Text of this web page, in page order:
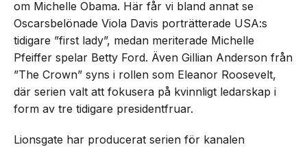
om Michelle Obama. Här får vi bland annat se
Oscarsbelönade Viola Davis porträtterade USA:s
tidigare ”first lady”, medan meriterade Michelle
Pfeiffer spelar Betty Ford. Även Gillian Anderson från
”The Crown” syns i rollen som Eleanor Roosevelt,
där serien valt att fokusera på kvinnligt ledarskap i
form av tre tidigare presidentfruar.
Lionsgate har producerat serien för kanalen